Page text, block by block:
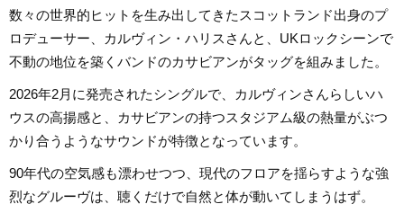
数々の世界的ヒットを生み出してきたスコットランド出身のプ
ロデューサー、カルヴィン・ハリスさんと、UKロックシーンで
不動の地位を築くバンドのカサビアンがタッグを組みました。
2026年2月に発売されたシングルで、カルヴィンさんらしいハ
ウスの高揚感と、カサビアンの持つスタジアム級の熱量がぶつ
かり合うようなサウンドが特徴となっています。
90年代の空気感も漂わせつつ、現代のフロアを揺らすような強
烈なグルーヴは、聴くだけで自然と体が動いてしまうはず。